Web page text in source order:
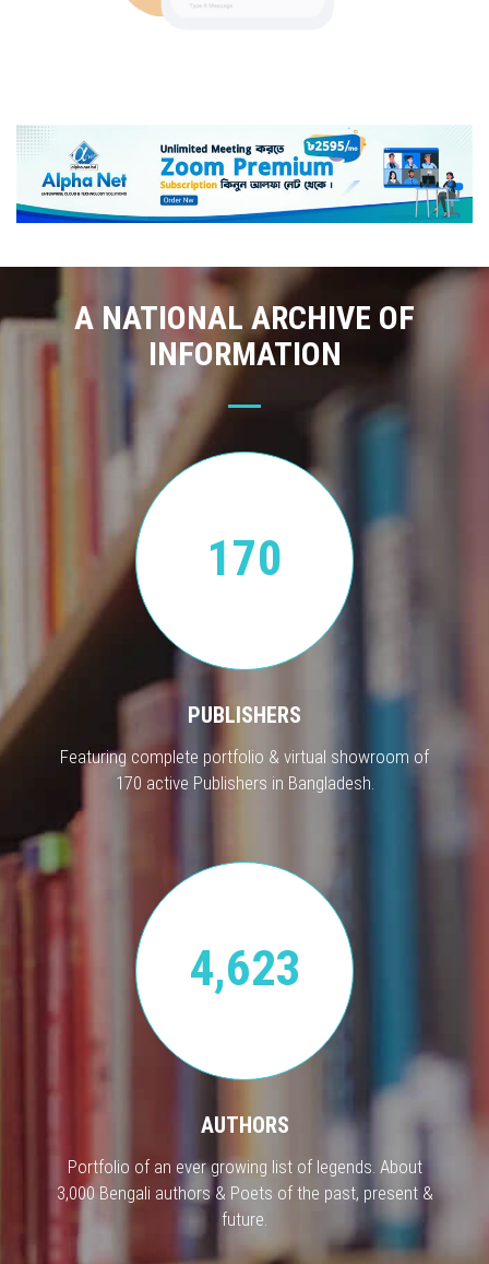
A NATIONAL ARCHIVE OF
INFORMATION
170
PUBLISHERS
Featuring complete portfolio & virtual showroom of
170 active Publishers in Bangladesh.
4,623
AUTHORS
Portfolio of an ever growing list of legends. About
3,000 Bengali authors & Poets of the past, present &
future.